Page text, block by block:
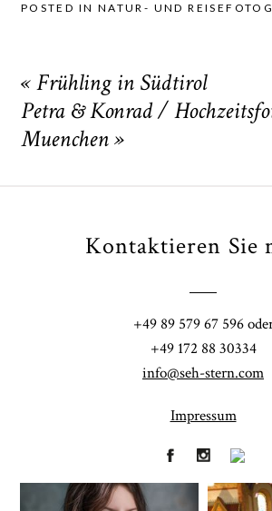
POSTED IN NATUR- UND
« Frühling in Südtirol
Petra & Konrad /
Muenchen »
Kontaktieren Sie
+49 89 579 67 596
+49 172 88 30334
info@seh-stern.com
Impressum